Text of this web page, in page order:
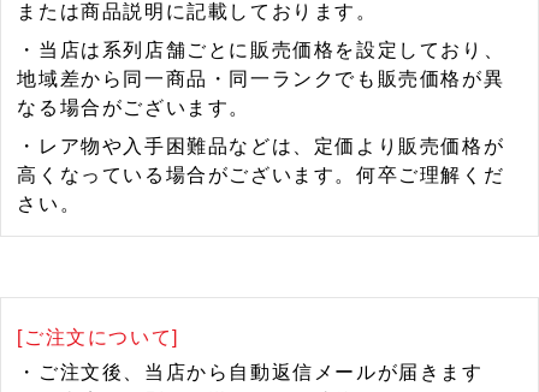
または商品説明に記載しております。
・当店は系列店舗ごとに販売価格を設定しており、
地域差から同一商品・同一ランクでも販売価格が異
なる場合がございます。
・レア物や入手困難品などは、定価より販売価格が
高くなっている場合がございます。何卒ご理解くだ
さい。
[ご注文について]
・ご注文後、当店から自動返信メールが届きます